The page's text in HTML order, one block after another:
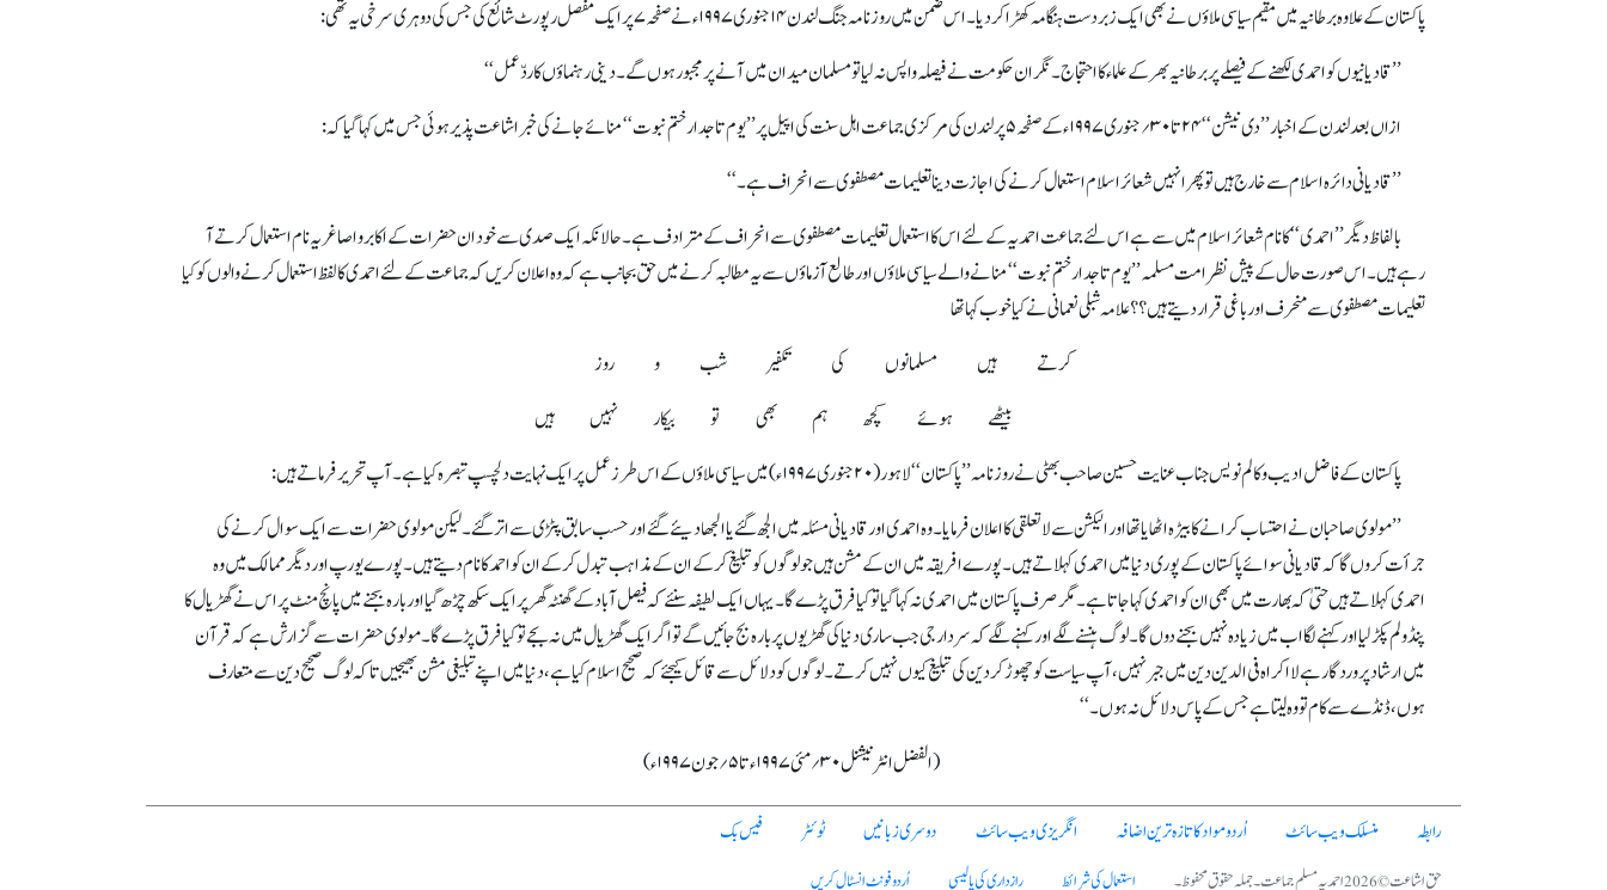
پاکستان کے علاوہ برطانیہ میں مقیم سیاسی ملاؤں نے بھی ایک زبردست ہنگامہ کھڑا کر دیا۔ اس ضمن میں روزنامہ جنگ لندن ۱۴ جنوری ۱۹۹۷ء نے صفحہ۷ پر ایک مفصل رپورٹ شائع کی جس کی دوہری سرخی یہ تھی:
’’قادیانیوں کو احمدی لکھنے کے فیصلے پر برطانیہ بھر کے علماء کا احتجاج۔نگران حکومت نے فیصلہ واپس نہ لیا تو مسلمان میدان میں آنے پر مجبور ہوں گے۔ دینی رہنماؤں کا ردّعمل‘‘
ازاں بعد لندن کے اخبار ’’دی نیشن‘‘ ۲۴ تا ۳۰؍ جنوری ۱۹۹۷ء کے صفحہ۵ پر لندن کی مرکزی جماعت اہل سنت کی اپیل پر ’’یوم تاجدار ختم نبوت‘‘ منائے جانے کی خبر اشاعت پذیر ہوئی جس میں کہا گیا کہ:
’’قادیانی دائرہ اسلام سے خارج ہیں تو پھر انہیں شعائر اسلام استعمال کرنے کی اجازت دینا تعلیمات مصطفوی سے انحراف ہے۔‘‘
بالفاظ دیگر ’’احمدی‘‘ کا نام شعائر اسلام میں سے ہے اس لئے جماعت احمدیہ کے لئے اس کا استعمال تعلیمات مصطفوی سے انحراف کے مترادف ہے۔ حالانکہ ایک صدی سے خود ان حضرات کے اکابر و اصاغر یہ نام استعمال کرتے آ
رہے ہیں۔ اس صورت حال کے پیش نظر امت مسلمہ ’’یوم تاجدار ختم نبوت‘‘ منانے والے سیاسی ملاؤں اور طالع آزماؤں سے یہ مطالبہ کرنے میں حق بجانب ہے کہ وہ اعلان کریں کہ جماعت کے لئے احمدی کا لفظ استعمال کرنے والوں کو کیا
تعلیمات مصطفوی سے منحرف اور باغی قرار دیتے ہیں؟؟ علامہ شبلی نعمانی نے کیا خوب کہا تھا
کرتے ہیں مسلمانوں کی تکفیر شب و روز
بیٹھے ہوئے کچھ ہم بھی تو بیکار نہیں ہیں
پاکستان کے فاضل ادیب و کالم نویس جناب عنایت حسین صاحب بھٹی نے روزنامہ ’’پاکستان‘‘ لاہور (۲۰ جنوری ۱۹۹۷ء) میں سیاسی ملاؤں کے اس طرز عمل پر ایک نہایت دلچسپ تبصرہ کیا ہے۔ آپ تحریر فرماتے ہیں:
’’مولوی صاحبان نے احتساب کرانے کا بیڑہ اٹھایا تھا اور الیکشن سے لاتعلقی کا اعلان فرمایا۔ وہ احمدی اور قادیانی مسئلہ میں الجھ گئے یا الجھا دیئے گئے اور حسب سابق پٹڑی سے اتر گئے۔ لیکن مولوی حضرات سے ایک سوال کرنے کی
جرأت کروں گا کہ قادیانی سوائے پاکستان کے پوری دنیا میں احمدی کہلاتے ہیں۔ پورے افریقہ میں ان کے مشن ہیں جو لوگوں کو تبلیغ کرکے ان کے مذاہب تبدل کرکے ان کو احمد کا نام دیتے ہیں۔ پورے یورپ اور دیگر ممالک میں وہ
احمدی کہلاتے ہیں حتیٰ کہ بھارت میں بھی ان کو احمدی کہا جاتا ہے۔ مگر صرف پاکستان میں احمدی نہ کہا گیا تو کیا فرق پڑے گا۔ یہاں ایک لطیفہ سنئے کہ فیصل آباد کے گھنٹہ گھر پر ایک سکھ چڑھ گیا اور بارہ بجنے میں پانچ منٹ پر اس نے گھڑیال کا
پنڈولم پکڑ لیا اور کہنے لگا اب میں زیادہ نہیں بجنے دوں گا۔ لوگ ہنسنے لگے اور کہنے لگے کہ سردار جی جب ساری دنیا کی گھڑیوں پر بارہ بج جائیں گے تو اگر ایک گھڑیال میں نہ بجے تو کیا فرق پڑے گا۔ مولوی حضرات سے گزارش ہے کہ قرآن
میں ارشاد پروردگار ہے لا اکراہ فی الدین دین میں جبر نہیں، آپ سیاست کو چھوڑ کر دین کی تبلیغ کیوں نہیں کرتے۔ لوگوں کو دلائل سے قائل کیجئے کہ صحیح اسلام کیا ہے، دنیا میں اپنے تبلیغی مشن بھیجیں تاکہ لوگ صحیح دین سے متعارف
ہوں، ڈنڈے سے کام تو وہ لیتا ہے جس کے پاس دلائل نہ ہوں۔‘‘
(الفضل انٹرنیشنل ۳۰؍مئی ۱۹۹۷ء تا ۵؍جون ۱۹۹۷ء)
رابطہ منسلک ویب سائٹ اُردو مواد کا تازہ ترین اضافہ انگریزی ویب سائٹ دوسری زبانیں ٹوئٹر فیس بک
حق اشاعت © 2026 احمدیہ مسلم جماعت۔ جملہ حقوق محفوظ۔ استعمال کی شرائط رازداری کی پالیسی اُردو فونٹ انسٹال کریں